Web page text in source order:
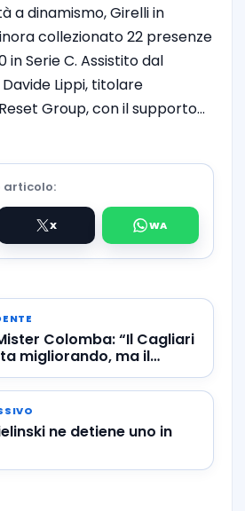
a dinamismo, Girelli in
collezionato 22 presenze
in Serie C. Assistito dal
Lippi, titolare
Group, con il supporto…
articolo:
Mister Colomba: “Il Cagliari
migliorando, ma il
ne detiene uno in